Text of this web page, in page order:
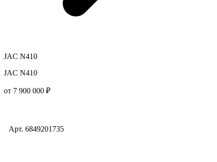
JAC N410
JAC N410
от 7 900 000 ₽
Арт. 6849201735